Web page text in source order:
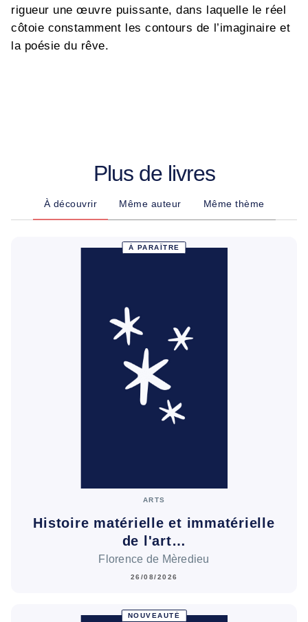
rigueur une œuvre puissante, dans laquelle le réel
côtoie constamment les contours de l’imaginaire et
la poésie du rêve.
Plus de livres
À découvrir Même auteur Même thème
À PARAÎTRE
ARTS
Histoire matérielle et immatérielle
de l'art…
Florence de Mèredieu
26/08/2026
NOUVEAUTÉ